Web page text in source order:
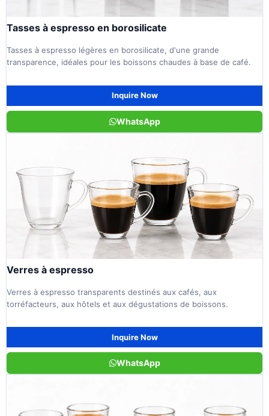
Tasses à espresso en borosilicate
Tasses à espresso légères en borosilicate, d'une grande
transparence, idéales pour les boissons chaudes à base de café.
Inquire Now
WhatsApp
Verres à espresso
Verres à espresso transparents destinés aux cafés, aux
torréfacteurs, aux hôtels et aux dégustations de boissons.
Inquire Now
WhatsApp